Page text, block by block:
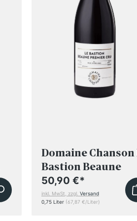
Domaine Chanson
Bastion Beaune
Rouge Premier Cru
2023
50,90 €*
inkl. MwSt, zzgl. Versand
0,75 Liter (67,87 €/Liter)